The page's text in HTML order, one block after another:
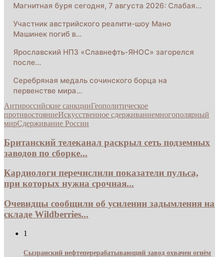
Магнитная буря сегодня, 7 августа 2026: Слабая…
Участник австрийского реалити-шоу Мано
Машинек погиб в…
Ярославский НПЗ «Славнефть-ЯНОС» загорелся
после…
Серебряная медаль сочинского борца на
первенстве мира…
Антироссийские санкцииГеополитическое
противостояниеИскусственное сдерживаниемногополярный
мирСдерживание России
Британский телеканал раскрыл сеть подземных
заводов по сборке...
Кардиологи перечислили показатели пульса,
при которых нужна срочная...
Очевидцы сообщили об усилении задымления на
складе Wildberries...
1
Сызранский нефтеперерабатывающий завод охвачен огнём